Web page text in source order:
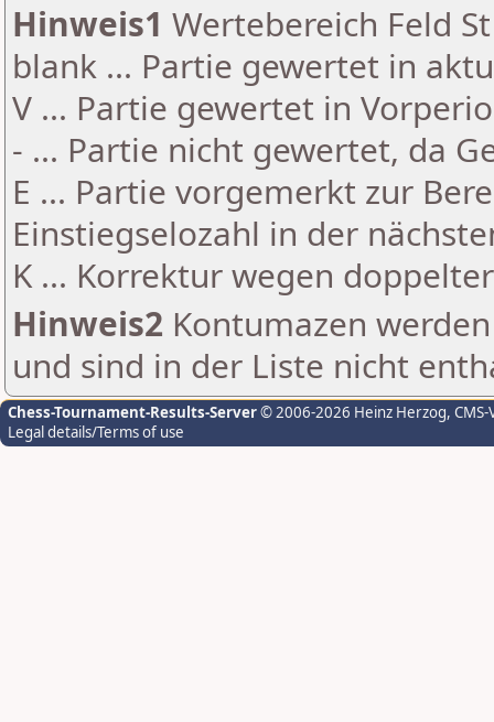
Hinweis1 Wertebereich Feld
blank ... Partie gewertet in
V ... Partie gewertet in
- ... Partie nicht gewertet, da
E ... Partie vorgemerkt zur
Einstiegselozahl in der
K ... Korrektur wegen
Hinweis2 Kontumazen
und sind in der Liste nicht
Chess-Tournament-Results-Server© 2006-2026 Heinz Herzog,
Legal details/Terms of use